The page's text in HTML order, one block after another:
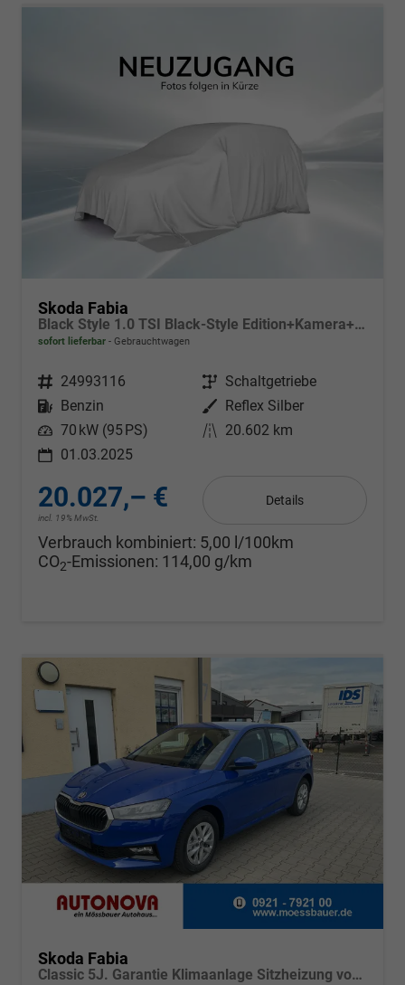
Skoda Fabia
Black Style 1.0 TSI Black-Style Edition+Kamera+Sitzheizung+Tempomat+LED
sofort lieferbar Gebrauchtwagen
Fahrzeugnr. 24993116 Getriebe Schaltgetriebe
Kraftstoff
Benzin Außenfarbe
Reflex Silber
Leistung 70 kW (95 PS) Kilometerstand 20.602 km
01.03.2025
20.027,– €
incl. 19% MwSt.
Details
Verbrauch kombiniert: 5,00 l/100km
CO2-Emissionen: 114,00 g/km
Skoda Fabia
Classic 5J. Garantie Klimaanlage Sitzheizung vorn Virtuelles Cockpit Kamera PDC v+h